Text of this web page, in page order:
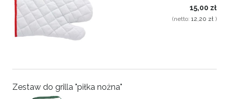
15,00 zł
(netto: 12,20 zł )
Zestaw do grilla "piłka nożna"